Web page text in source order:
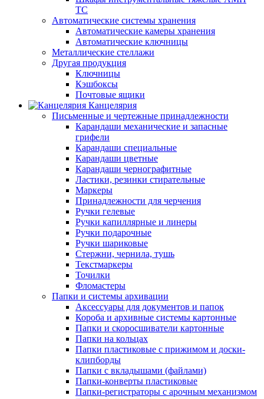
TC
Автоматические системы хранения
Автоматические камеры хранения
Автоматические ключницы
Металлические стеллажи
Другая продукция
Ключницы
Кэшбоксы
Почтовые ящики
Канцелярия
Письменные и чертежные принадлежности
Карандаши механические и запасные
грифели
Карандаши специальные
Карандаши цветные
Карандаши чернографитные
Ластики, резинки стирательные
Маркеры
Принадлежности для черчения
Ручки гелевые
Ручки капиллярные и линеры
Ручки подарочные
Ручки шариковые
Стержни, чернила, тушь
Текстмаркеры
Точилки
Фломастеры
Папки и системы архивации
Аксессуары для документов и папок
Короба и архивные системы картонные
Папки и скоросшиватели картонные
Папки на кольцах
Папки пластиковые с прижимом и доски-
клипборды
Папки с вкладышами (файлами)
Папки-конверты пластиковые
Папки-регистраторы с арочным механизмом